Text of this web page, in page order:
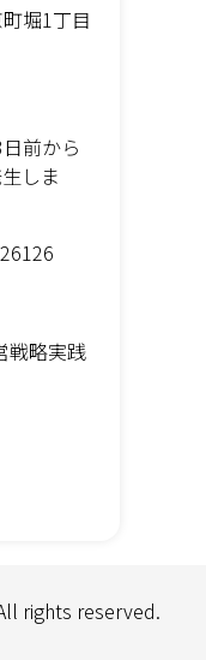
堀1丁目
前から
しま
戦略実践
rights reserved.